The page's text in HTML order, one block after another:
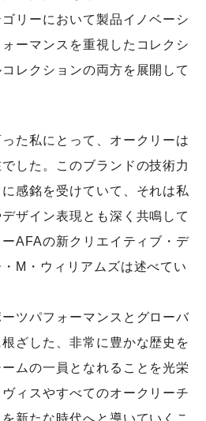
リーにおいて製品イノベーシ
ーマンスを重視したコレクシ
レクションの両方を展開して
った私にとって、オークリーは
した。このブランドの技術力
感銘を受けていて、それは私
ザイン表現とも深く共鳴して
AFAの新クリエイティブ・デ
M・ウィリアムズは述べてい
ーツパフォーマンスとグローバ
ざした、非常に豊かな歴史を
ムの一員となれることを光栄
ィスやすべてのオークリーチ
新たな時代へと導いていくこ